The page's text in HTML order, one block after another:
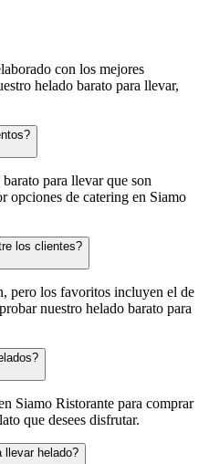
con los mejores
helado barato para llevar,
para llevar que son
opciones de catering en Siamo
los clientes?
pero los favoritos incluyen el de
nuestro helado barato para
Siamo Ristorante para comprar
que desees disfrutar.
llevar helado?